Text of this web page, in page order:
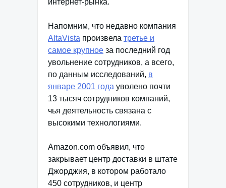
интернет-рынка.
Напомним, что недавно компания
AltaVista произвела третье и
самое крупное за последний год
увольнение сотрудников, а всего,
по данным исследований, в
январе 2001 года уволено почти
13 тысяч сотрудников компаний,
чья деятельность связана с
высокими технологиями.
Amazon.com объявил, что
закрывает центр доставки в штате
Джорджия, в котором работало
450 сотрудников, и центр